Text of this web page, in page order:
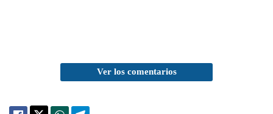
Ver los comentarios